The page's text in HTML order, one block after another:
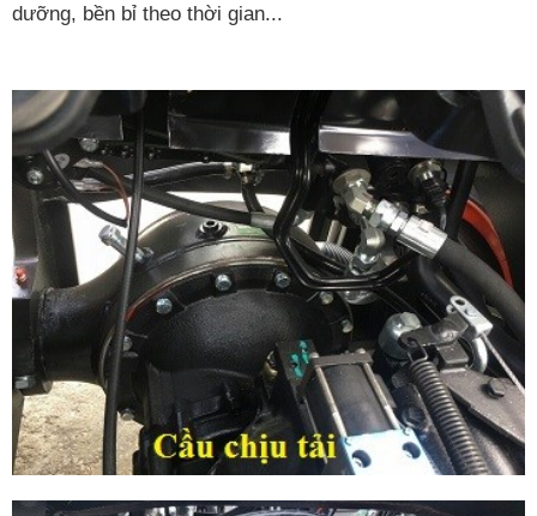
dưỡng, bền bỉ theo thời gian...